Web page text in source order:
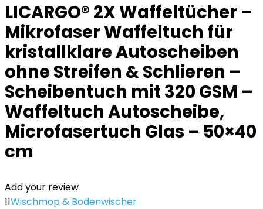
LICARGO® 2X Waffeltücher –
Mikrofaser Waffeltuch für
kristallklare Autoscheiben
ohne Streifen & Schlieren –
Scheibentuch mit 320 GSM –
Waffeltuch Autoscheibe,
Microfasertuch Glas – 50×40
cm
Add your review
11Wischmop & Bodenwischer